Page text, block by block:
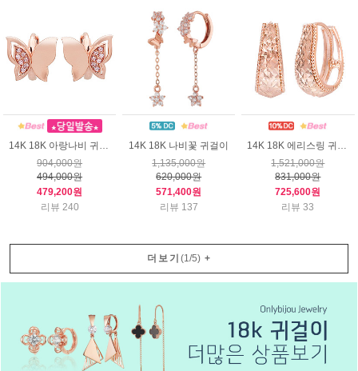
14K 18K 아랑나비 귀걸이
904,000원
494,000원
479,200원
리뷰 240
14K 18K 나비꽃 귀걸이
1,135,000원
620,000원
571,400원
리뷰 137
14K 18K 에리스링 귀걸이
1,521,000원
831,000원
725,600원
리뷰 33
더보기 (1 /5)+